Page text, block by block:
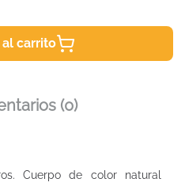
al carrito
(0)
Cuerpo de color natural